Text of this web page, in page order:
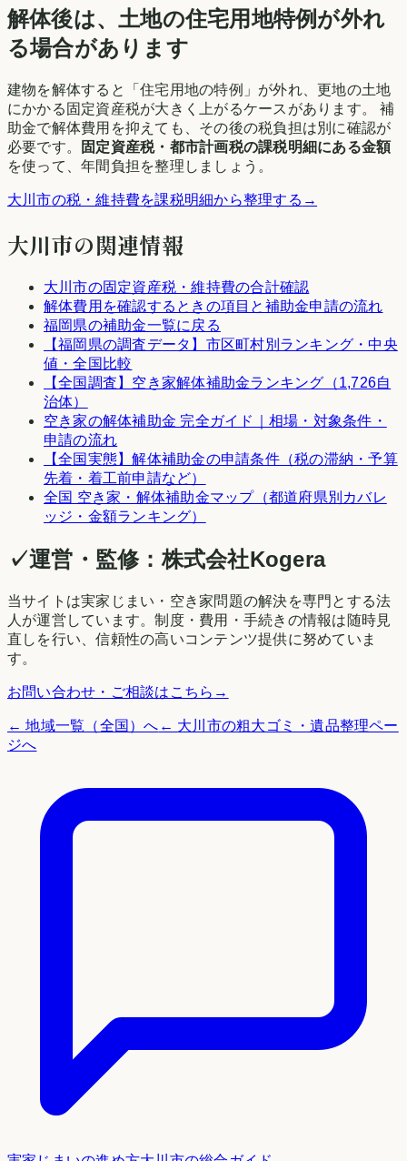
解体後は、土地の住宅用地特例が外れ
る場合があります
建物を解体すると「住宅用地の特例」が外れ、更地の土地
にかかる固定資産税が大きく上がるケースがあります。 補
助金で解体費用を抑えても、その後の税負担は別に確認が
必要です。
固定資産税・都市計画税の課税明細にある金額
を使って、年間負担を整理しましょう。
大川市の税・維持費を課税明細から整理する →
大川市の関連情報
大川市の固定資産税・維持費の合計確認
解体費用を確認するときの項目と補助金申請の流れ
福岡県の補助金一覧に戻る
【福岡県の調査データ】市区町村別ランキング・中央
値・全国比較
【全国調査】空き家解体補助金ランキング（1,726自
治体）
空き家の解体補助金 完全ガイド｜相場・対象条件・
申請の流れ
【全国実態】解体補助金の申請条件（税の滞納・予算
先着・着工前申請など）
全国 空き家・解体補助金マップ（都道府県別カバレ
ッジ・金額ランキング）
✓運営・監修：株式会社Kogera
当サイトは実家じまい・空き家問題の解決を専門とする法
人が運営しています。制度・費用・手続きの情報は随時見
直しを行い、信頼性の高いコンテンツ提供に努めていま
す。
お問い合わせ・ご相談はこちら →
← 地域一覧（全国）へ ← 大川市の粗大ゴミ・遺品整理ペー
ジへ